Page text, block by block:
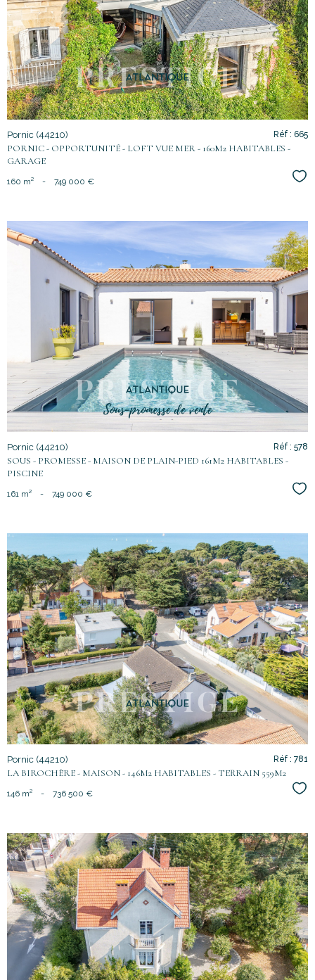
bien
Pornic (44210)
PORNIC - OPPORTUNITÉ - LOFT VUE MER - 160M2 HABITABLES -
GARAGE
Réf : 665
160 m² - 749 000 €
voir le
bien
Pornic (44210)
SOUS - PROMESSE - MAISON DE PLAIN-PIED 161M2 HABITABLES -
PISCINE
Réf : 578
161 m² - 749 000 €
voir le
bien
Pornic (44210)
LA BIROCHÈRE - MAISON - 146M2 HABITABLES - TERRAIN 559M2
Réf : 781
146 m² - 736 500 €
voir le
bien